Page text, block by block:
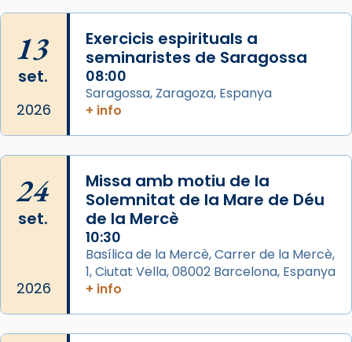
Mataró en reivindicarà les relíquies fins que
les aconseguirà el 1772. L’ofici que es canta
a la “Missa de les Santes” (“Missa de
Glòria”) fou composta el 1848 per Mn.
Manuel Blanch, amb aire d’òpera
italianitzant; s’interpreta per privilegi
pontifici, amb orquestra i cor, i té una
duració aproximada de tres hores. Després,
processó (recuperada el 1972) al voltant
del temple amb les relíquies de les santes.
Des de 1985 hi participa també un grup de
diablesses amb música i ball propis. Festa
gran a Mataró.
«Si vols saber què és calor, ves per les
13
set.
2026
Exercicis espirituals a
seminaristes de Saragossa
08:00
Saragossa, Zaragoza, Espanya
+ info
24
set.
2026
Missa amb motiu de la
Solemnitat de la Mare de Déu
de la Mercè
10:30
Basílica de la Mercè, Carrer de la Mercè,
1, Ciutat Vella, 08002 Barcelona, Espanya
+ info